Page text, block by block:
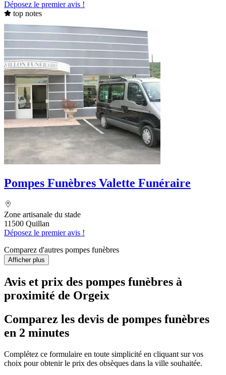
Déposez le premier avis !
top notes
Pompes Funèbres Valette Funéraire
Zone artisanale du stade
11500 Quillan
Déposez le premier avis !
Comparez d'autres pompes funèbres
Afficher plus
Avis et prix des pompes funèbres à
proximité de Orgeix
Comparez les devis de pompes funèbres
en 2 minutes
Complétez ce formulaire en toute simplicité en cliquant sur vos
choix pour obtenir le prix des obsèques dans la ville souhaitée.